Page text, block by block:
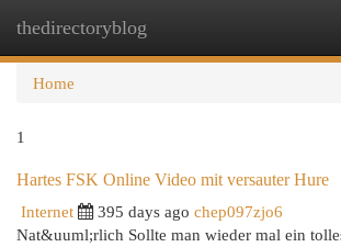
thedirectoryblog
Home
1
Hartes FSK Online Video mit versauter Hure
Internet
395 days ago chep097zjo6
Nat&uuml;rlich Sollte man wieder mal ein